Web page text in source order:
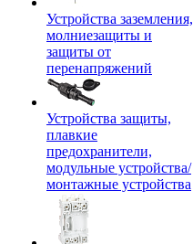
Устройства заземления,
молниезащиты и
защиты от
перенапряжений
Устройства защиты,
плавкие
предохранители,
модульные устройства/
монтажные устройства